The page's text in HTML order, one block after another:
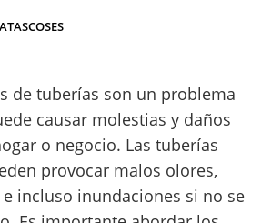
de tuberías son un problema
causar molestias y daños
o negocio. Las tuberías
provocar malos olores,
incluso inundaciones si no se